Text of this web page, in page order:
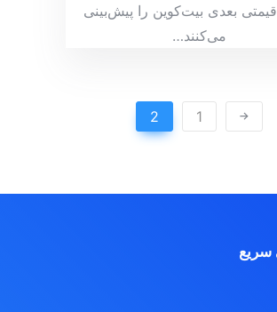
بعدی بیت‌کوین را پیش‌بینی
می‌کنند…
1
2